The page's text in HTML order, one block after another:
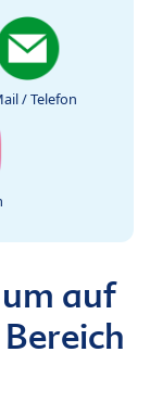
/ Telefon
auf